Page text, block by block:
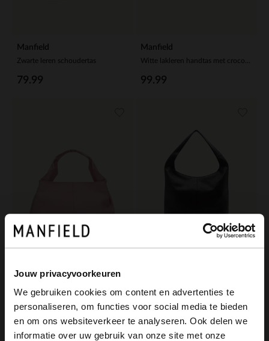
Jouw privacyvoorkeuren
We gebruiken cookies om content en advertenties te
personaliseren, om functies voor social media te bieden
en om ons websiteverkeer te analyseren. Ook delen we
informatie over uw gebruik van onze site met onze
Manfield
Zwarte leren schoudertas
79.99
Manfield
99.99
Roze handtas met gevlochten handvat Bruine leren shopper
×
View this website in English?